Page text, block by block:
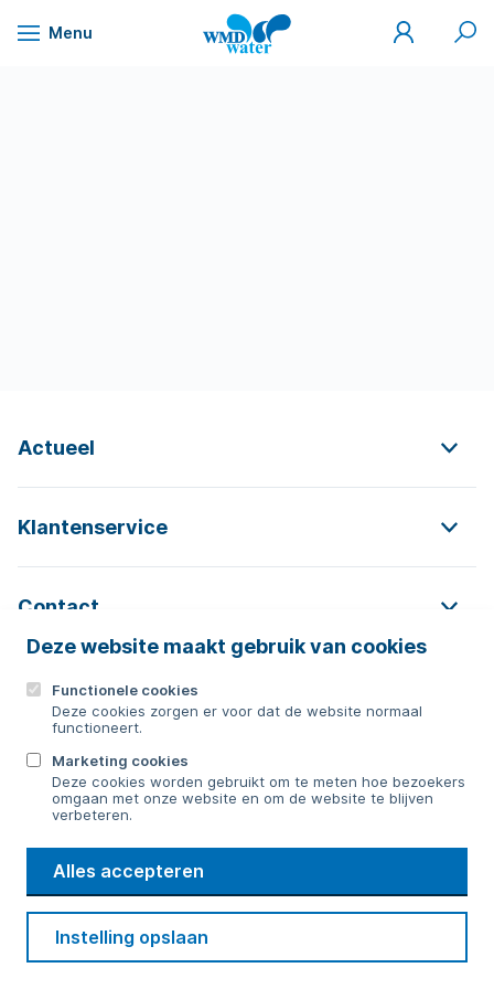
Naar
Deze website maakt gebruik van cookies
Functionele cookies
Deze cookies zorgen er voor dat de website normaal
functioneert.
Marketing cookies
Deze cookies worden gebruikt om te meten hoe bezoekers
omgaan met onze website en om de website te blijven
verbeteren.
Alles accepteren
Instelling opslaan
Menu
WMD
Drinkwater
Mijn
WMD
Zoek
Actueel
Klantenservice
Contact
Contact
Bericht sturen
WMD
Drinkwater
Cookie voorkeuren
Privacy Disclaimer